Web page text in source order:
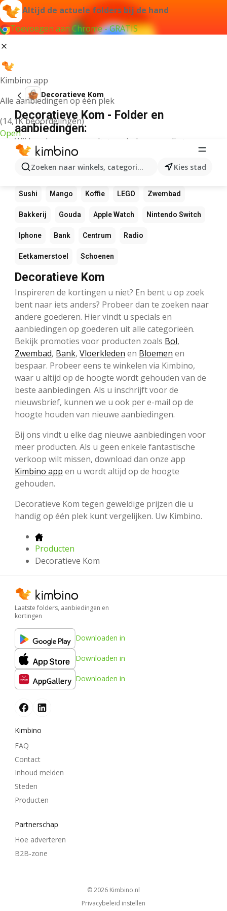
Altijd de actuele folders bij de hand
Toevoegen aan Chrome - GRATIS
Kimbino app
Alle aanbiedingen op één plek
(14,1K beoordelingen)
Open
Zoeken naar winkels, categorieën, producten...
Kies stad
Decoratieve Kom
Decoratieve Kom - Folder en
aanbiedingen:
Wij konden geen resultaten vinden voor die term.
Andere favoriete producten
NOS Rekenmachine Pizza
Sushi Mango Koffie LEGO Zwembad
Bakkerij Gouda Apple Watch Nintendo Switch
Iphone Bank Centrum Radio
Eetkamerstoel Schoenen
Decoratieve Kom
Inspireren de kortingen u niet? En bent u op zoek
bent naar iets anders? Probeer dan te zoeken naar
andere goederen. Hier vindt u specials en
aanbiedingen op goederen uit alle categorieën.
Bekijk promoties voor producten zoals Bol,
Zwembad, Bank, Vloerkleden en Bloemen en
bespaar. Probeer eens te winkelen via Kimbino,
waar u altijd op de hoogte wordt gehouden van de
beste aanbiedingen. Als u inschrijft voor de
nieuwsbrief, kunnen we u ook per e-mail op de
hoogte houden van nieuwe aanbiedingen.
Bij ons vindt u elke dag nieuwe aanbiedingen voor
meer producten. Als u geen enkele fantastische
verkoop wilt missen, download dan onze app
Kimbino app en u wordt altijd op de hoogte
gehouden.
Decoratieve Kom tegen geweldige prijzen die u
handig op één plek kunt vergelijken. Uw Kimbino.
Producten
Decoratieve Kom
Laatste folders, aanbiedingen en
kortingen
Downloaden in
Downloaden in
Downloaden in
Kimbino
FAQ
Contact
Inhoud melden
Steden
Producten
Partnerschap
Hoe adverteren
B2B-zone
© 2026
kimbino.nl
Privacybeleid instellen